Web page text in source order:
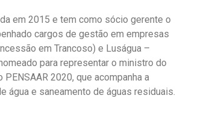
em 2015 e tem como sócio gerente o
cargos de gestão em empresas
em Trancoso) e Luságua –
para representar o ministro do
2020, que acompanha a
água e saneamento de águas residuais.